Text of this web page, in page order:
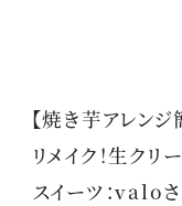
【焼き芋アレン
リメイク！生ク
スイーツ：valo